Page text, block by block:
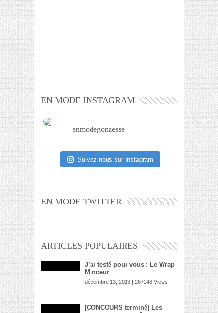
EN MODE INSTAGRAM
enmodegonzesse
Suivez-nous sur Instagram
EN MODE TWITTER
ARTICLES POPULAIRES
J’ai testé pour vous : Le Wrap
Minceur
décembre 13, 2013 | 267148 Views
[CONCOURS terminé] Les